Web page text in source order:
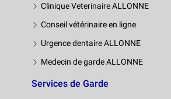
Clinique Veterinaire ALLONNE
Conseil vétérinaire en ligne
Urgence dentaire ALLONNE
Medecin de garde ALLONNE
Services de Garde